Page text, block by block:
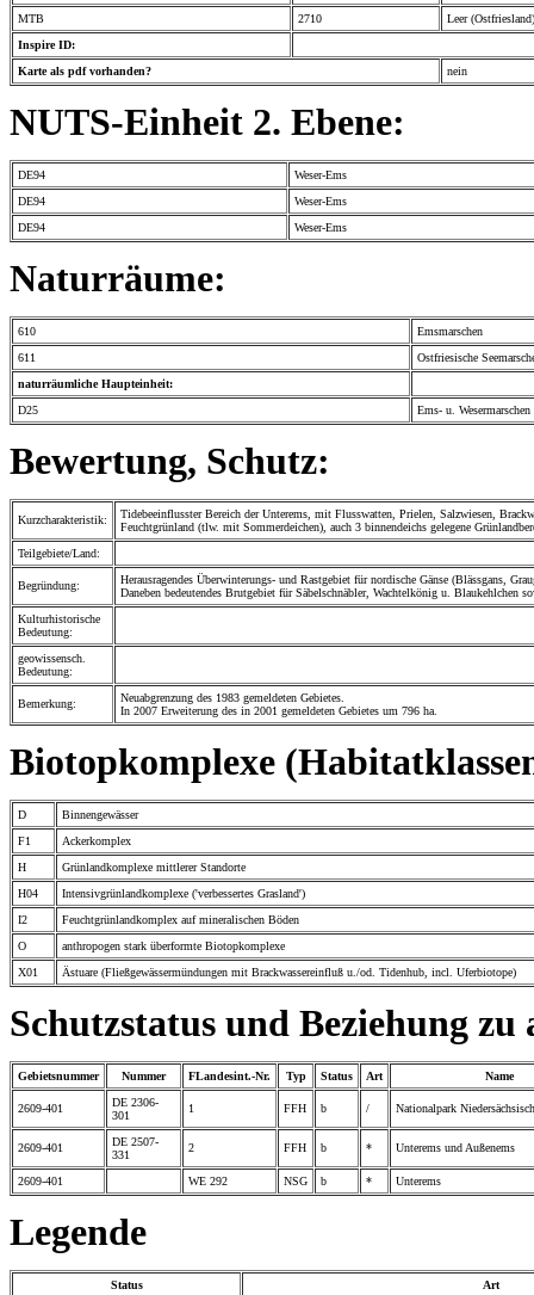
MTB
2710
Leer (Ostfriesland)
Inspire ID:
Karte als pdf vorhanden?
nein
NUTS-Einheit 2. Ebene:
DE94
Weser-Ems
DE94
Weser-Ems
DE94
Weser-Ems
Naturräume:
610
Emsmarschen
611
Ostfriesische
naturräumliche Haupteinheit:
D25
Ems- u. Wesermarschen
Bewertung, Schutz:
Kurzcharakteristik:
Tidebeeinflusster Bereich der Unterems, mit Flusswatten, Prielen, Salzwiesen,
Feuchtgrünland (tlw. mit Sommerdeichen), auch 3 binnendeichs gelegene
Teilgebiete/Land:
Begründung:
Herausragendes Überwinterungs- und Rastgebiet für nordische Gänse (Blässgans,
Daneben bedeutendes Brutgebiet für Säbelschnäbler, Wachtelkönig u. Blaukehlchen
Kulturhistorische
Bedeutung:
geowissensch.
Bedeutung:
Bemerkung:
Neuabgrenzung des 1983 gemeldeten Gebietes.
In 2007 Erweiterung des in 2001 gemeldeten Gebietes um 796 ha.
Biotopkomplexe
D
Binnengewässer
F1
Ackerkomplex
H
Grünlandkomplexe mittlerer Standorte
H04
Intensivgrünlandkomplexe ('verbessertes Grasland')
I2
Feuchtgrünlandkomplex auf mineralischen Böden
O
anthropogen stark überformte Biotopkomplexe
X01
Ästuare (Fließgewässermündungen mit Brackwassereinfluß u./od. Tidenhub, incl. Uferbiotope)
Schutzstatus und Beziehung
Gebietsnummer Nummer FLandesint.-Nr. Typ Status Art Name
2609-401
DE 2306-
301
1 FFH b / Nationalpark
2609-401
DE 2507-
331
2 FFH b * Unterems und Außenems
2609-401 WE 292 NSG b * Unterems
Legende
Status
Art